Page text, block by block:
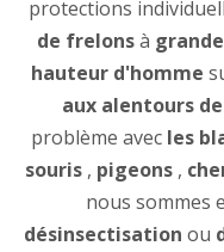
protections
de frelonsà
hauteur d'homme
aux alentours
problème avec les
souris , pigeons ,
nous sommes
désinsectisation ou